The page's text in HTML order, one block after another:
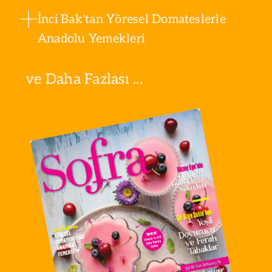
İnci Bak'tan Yöresel Domateslerle
Anadolu Yemekleri
ve Daha Fazlası ...